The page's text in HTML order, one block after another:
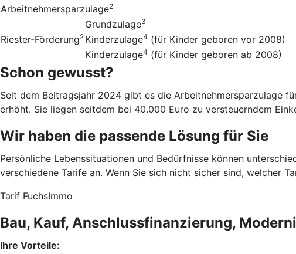
Arbeitnehmersparzulage2
Riester-Förderung2
Grundzulage3
Kinderzulage4 (für Kinder geboren vor 2008)
Kinderzulage4 (für Kinder geboren ab 2008)
Schon gewusst?
Seit dem Beitragsjahr 2024 gibt es die Arbeitnehmersparzulage
erhöht. Sie liegen seitdem bei 40.000 Euro zu versteuerndem
Wir haben die passende Lösung für Sie
Persönliche Lebenssituationen und Bedürfnisse können
verschiedene Tarife an. Wenn Sie sich nicht sicher sind, welcher
Tarif FuchsImmo
Bau, Kauf, Anschlussfinanzierung,
Ihre Vorteile: